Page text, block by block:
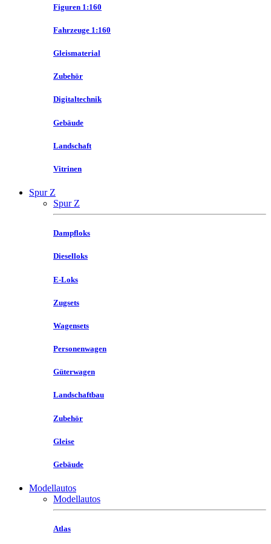
Figuren 1:160
Fahrzeuge 1:160
Gleismaterial
Zubehör
Digitaltechnik
Gebäude
Landschaft
Vitrinen
Spur Z
Spur Z
Dampfloks
Dieselloks
E-Loks
Zugsets
Wagensets
Personenwagen
Güterwagen
Landschaftbau
Zubehör
Gleise
Gebäude
Modellautos
Modellautos
Atlas